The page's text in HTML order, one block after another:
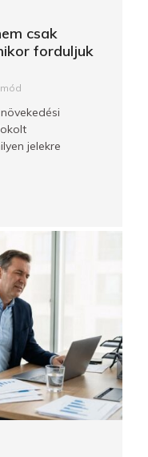
csak
forduljuk
jelekre